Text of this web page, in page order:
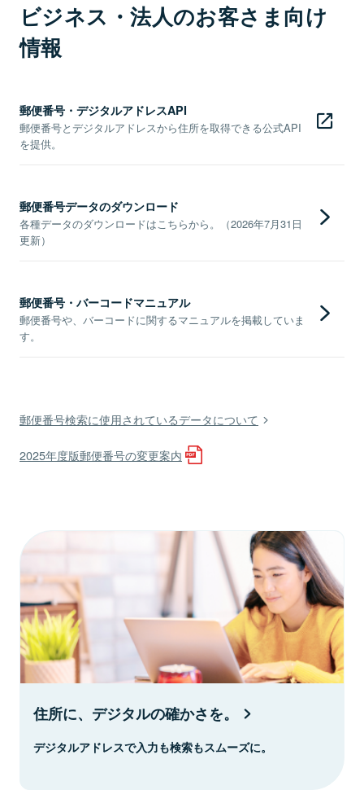
ビジネス・法人のお客さま向け
情報
郵便番号・デジタルアドレスAPI
郵便番号とデジタルアドレスから住所を取得できる公式API
を提供。
郵便番号データのダウンロード
各種データのダウンロードはこちらから。（2026年7月31日
更新）
郵便番号・バーコードマニュアル
郵便番号や、バーコードに関するマニュアルを掲載していま
す。
郵便番号検索に使用されているデータについて
2025年度版郵便番号の変更案内
住所に、デジタルの確かさを。
デジタルアドレスで入力も検索もスムーズに。